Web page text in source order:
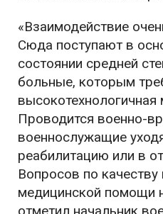
«Взаимодействие
Сюда поступают в
состоянии средней
больные, которым
Проводится военно-
военнослужащие
реабилитацию или в
Вопросов по
медицинской помощи
отметил начальник